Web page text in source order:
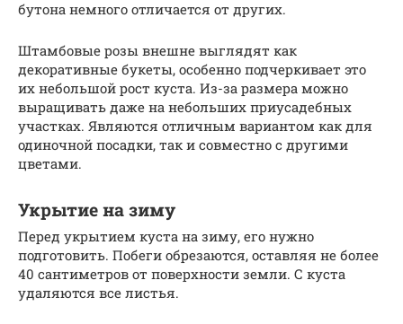
бутона немного отличается от других.
Штамбовые розы внешне выглядят как
декоративные букеты, особенно подчеркивает это
их небольшой рост куста. Из-за размера можно
выращивать даже на небольших приусадебных
участках. Являются отличным вариантом как для
одиночной посадки, так и совместно с другими
цветами.
Укрытие на зиму
Перед укрытием куста на зиму, его нужно
подготовить. Побеги обрезаются, оставляя не более
40 сантиметров от поверхности земли. С куста
удаляются все листья.